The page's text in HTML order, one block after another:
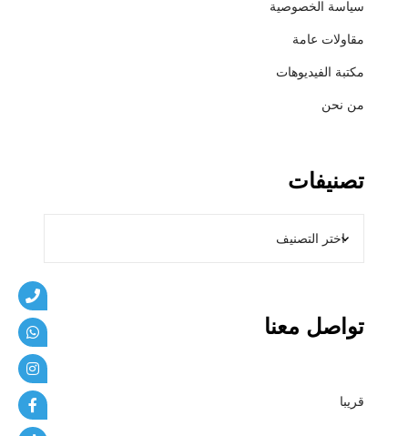
سياسة الخصوصية
مقاولات عامة
مكتبة الفيديوهات
من نحن
تصنيفات
تواصل معنا
قريبا